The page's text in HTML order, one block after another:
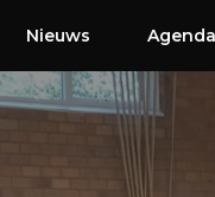
Nieuws Agenda